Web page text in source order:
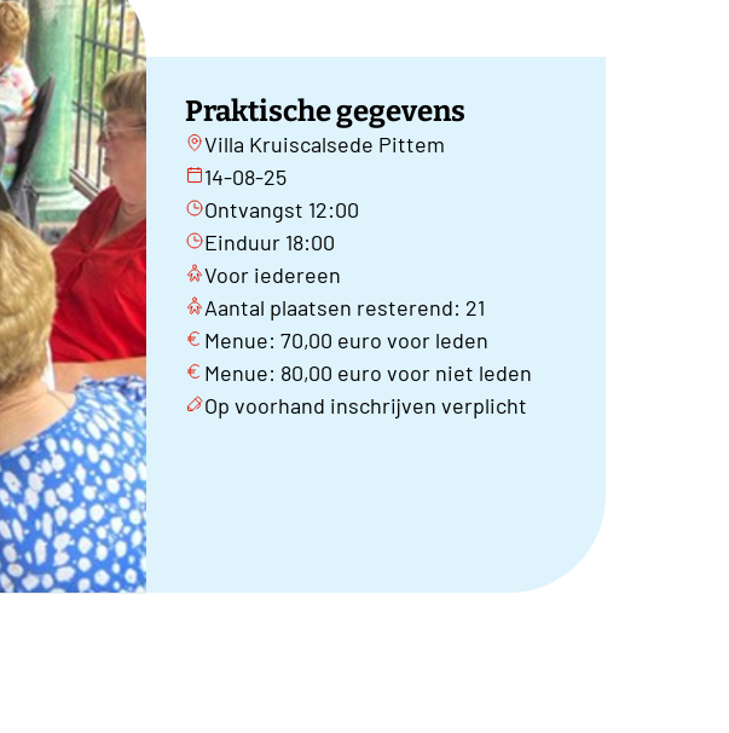
Praktische gegevens
Villa Kruiscalsede Pittem
14-08-25
Ontvangst 12:00
Einduur 18:00
Voor iedereen
Aantal plaatsen resterend: 21
Menue: 70,00 euro voor leden
Menue: 80,00 euro voor niet leden
Op voorhand inschrijven verplicht